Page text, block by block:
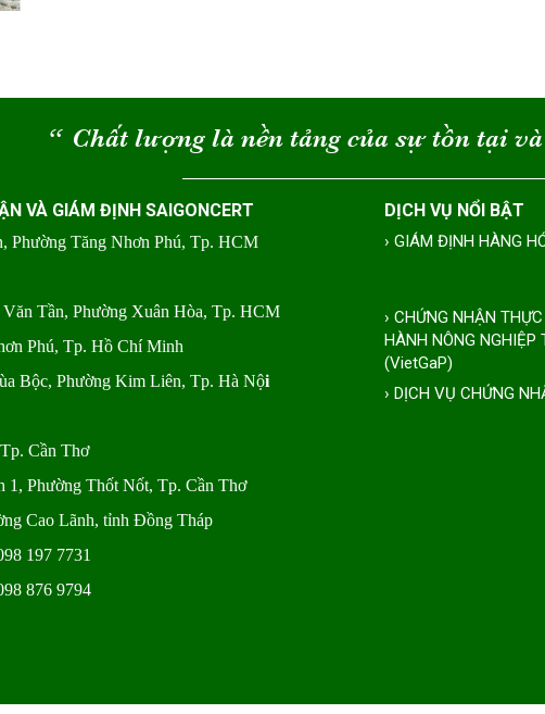
“ Chất lượng là nền tảng của sự tồn tại
VÀ GIÁM ĐỊNH SAIGONCERT
Phường Tăng Nhơn Phú, Tp. HCM
Tần, Phường Xuân Hòa, Tp. HCM
Phú, Tp. Hồ Chí Minh
Bộc, Phường Kim Liên, Tp. Hà Nội
Cần Thơ
1, Phường Thốt Nốt, Tp. Cần Thơ
Cao Lãnh, tỉnh Đồng Tháp
197 7731
876 9794
DỊCH VỤ NỔI BẬT
› DỊCH VỤ CHỨNG
› CHỨNG NHẬN THỰC
HÀNH NÔNG NGHIỆP
(VietGaP)
› GIÁM ĐỊNH HÀNG